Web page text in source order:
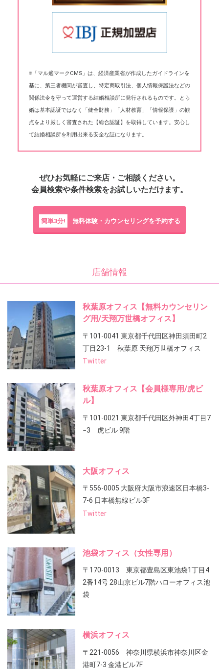
※「マル適マークCMS」は、経済産業省が作成したガイドラインを
基に、第三者機関が審査し、特定商取引法、個人情報保護法などの
関係法令を守って運営する結婚相談所に発行されるものです。とら
婚は基本認証ではなく「健全財務」「人材教育」「情報保護」の観
点をより厳しく審査された【総合認証】を取得しています。安心し
て結婚相談所を利用出来る安全な証になります。
ぜひお気軽にご来店・ご相談ください。
会員検索や条件検索をお試しいただけます。
簡単3分! 無料体験・カウンセリングを予約する
店舗情報
秋葉原オフィス【無料カウンセリン
グ用/天翔万世橋オフィス】
〒101-0041 東京都千代田区神田須田町2
丁目23-1 秋葉原 天翔万世橋オフィス
Twitter
秋葉原オフィス【会員様専用/虎ビ
ル】
〒101-0021 東京都千代田区外神田4丁目7
−3 虎ビル 9階
大阪オフィス
〒556-0005 大阪府大阪市浪速区日本橋3-
7-6 日本橋無線ビル3F
Twitter
池袋オフィス（女性専用）
〒170-0013 東京都豊島区東池袋1丁目4
2番14号 28山京ビル7階ハローオフィス池
袋
横浜オフィス
〒221-0056 神奈川県横浜市神奈川区金
港町7-3 金港ビル7F